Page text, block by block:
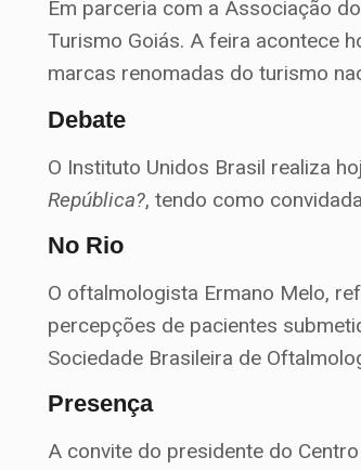
Em parceria com a Associação
Turismo Goiás. A feira acontece
marcas renomadas do turismo
Debate
O Instituto Unidos Brasil realiza
República?, tendo como
No Rio
O oftalmologista Ermano Melo,
percepções de pacientes
Sociedade Brasileira de
Presença
A convite do presidente do